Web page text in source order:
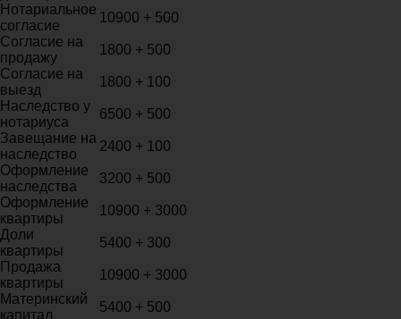
Нотариальное
согласие
10900 + 500
Согласие на
продажу
1800 + 500
Согласие на
выезд
1800 + 100
Наследство у
нотариуса
6500 + 500
Завещание на
наследство
2400 + 100
Оформление
наследства
3200 + 500
Оформление
квартиры
10900 + 3000
Доли
квартиры
5400 + 300
Продажа
квартиры
10900 + 3000
Материнский
капитал
5400 + 500